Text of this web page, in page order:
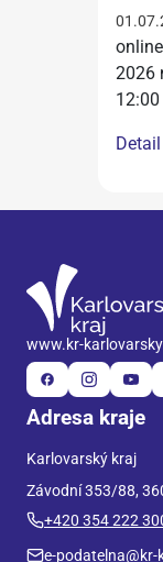
2026
www.kr-
Adresa kraje
Karlovarský kraj
Závodní 353/88,
+420 354 222
e-